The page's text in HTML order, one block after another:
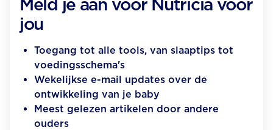
jou
Toegang tot alle tools, van slaaptips tot
voedingsschema's
Wekelijkse e-mail updates over de
ontwikkeling van je baby
Meest gelezen artikelen door andere
ouders